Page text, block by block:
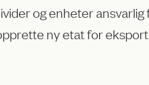
og enheter
ny etat for